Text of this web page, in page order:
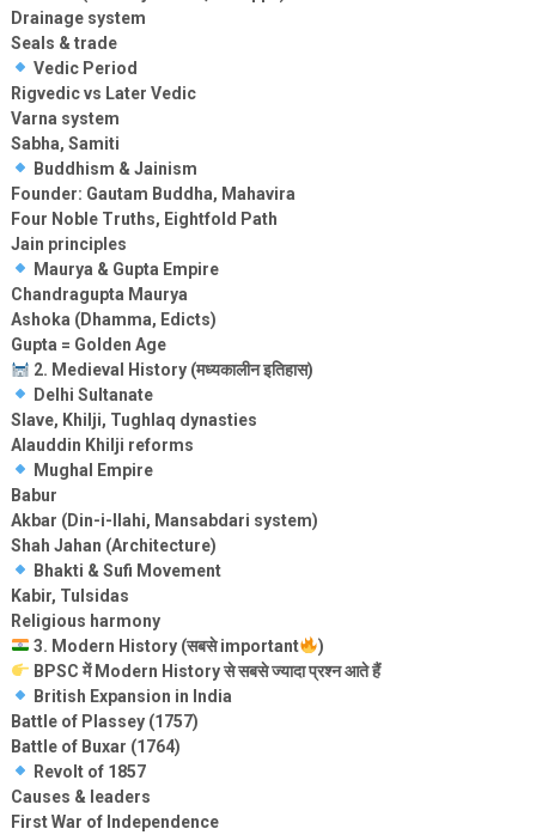
Drainage system
Seals & trade
Vedic Period
Rigvedic vs Later Vedic
Varna system
Sabha, Samiti
Buddhism & Jainism
Founder: Gautam Buddha, Mahavira
Four Noble Truths, Eightfold Path
Jain principles
Maurya & Gupta Empire
Chandragupta Maurya
Ashoka (Dhamma, Edicts)
Gupta = Golden Age
2. Medieval History (मध्यकालीन इतिहास)
Delhi Sultanate
Slave, Khilji, Tughlaq dynasties
Alauddin Khilji reforms
Mughal Empire
Babur
Akbar (Din-i-Ilahi, Mansabdari system)
Shah Jahan (Architecture)
Bhakti & Sufi Movement
Kabir, Tulsidas
Religious harmony
3. Modern History (सबसे important
)
BPSC में Modern History से सबसे ज्यादा प्रश्न आते हैं
British Expansion in India
Battle of Plassey (1757)
Battle of Buxar (1764)
Revolt of 1857
Causes & leaders
First War of Independence